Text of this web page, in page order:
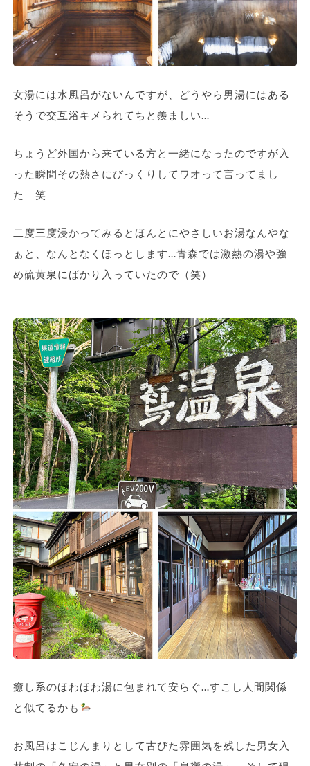
女湯には水風呂がないんですが、どうやら男湯にはある
そうで交互浴キメられてちと羨ましい…
ちょうど外国から来ている方と一緒になったのですが入
った瞬間その熱さにびっくりしてワオって言ってまし
た 笑
二度三度浸かってみるとほんとにやさしいお湯なんやな
ぁと、なんとなくほっとします…青森では激熱の湯や強
め硫黄泉にばかり入っていたので（笑）
癒し系のほわほわ湯に包まれて安らぐ…すこし人間関係
と似てるかも
お風呂はこじんまりとして古びた雰囲気を残した男女入